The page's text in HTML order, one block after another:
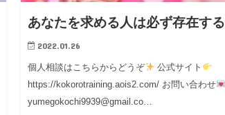
あなたを求める人は必ず存在する
2022.01.26
個人相談はこちらからどうぞ
公式サイト
https://kokorotraining.aois2.com/ お問い合わせ
yumegokochi9939@gmail.co…